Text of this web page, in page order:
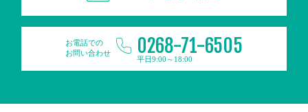
お電話での
お問い合わせ
0268-71-6505
平日9:00～18:00